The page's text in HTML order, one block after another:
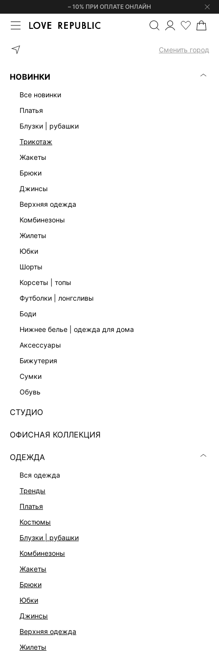
– 10% ПРИ ОПЛАТЕ ОНЛАЙН
Сменить город
НОВИНКИ
все новинки
платья
блузки | рубашки
трикотаж
жакеты
брюки
джинсы
верхняя одежда
комбинезоны
жилеты
юбки
шорты
корсеты | топы
футболки | лонгсливы
боди
нижнее белье | одежда для дома
аксессуары
бижутерия
сумки
обувь
СТУДИО
ОФИСНАЯ КОЛЛЕКЦИЯ
ОДЕЖДА
вся одежда
тренды
платья
костюмы
блузки | рубашки
комбинезоны
жакеты
брюки
юбки
джинсы
верхняя одежда
жилеты
ГЛАВНАЯ
СУМКА 244920032
Нет в наличии
ЦВЕТ:БЕЛЫЙ/МОЛОЧНЫЙ
РАЗМЕР
ОПИСАНИЕ И ОБМЕРЫ
Артикул: 244920032
Уход за изделием:
Не стирать, Не отбеливать, Машинная сушка запрещена,
Не гладить, Сухая чистка запрещена
Подробные условия доставки и возврата
в AppStore
КАТАЛОГ